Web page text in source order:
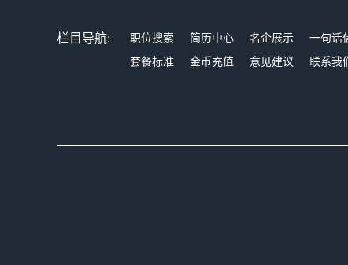
栏目导航: 职位搜索 简历中心 名企展示 一句话
套餐标准
金币充值 意见建议 联系我们